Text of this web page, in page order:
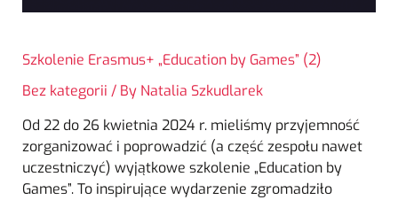
Szkolenie Erasmus+ „Education by Games” (2)
Bez kategorii / By Natalia Szkudlarek
Od 22 do 26 kwietnia 2024 r. mieliśmy przyjemność
zorganizować i poprowadzić (a część zespołu nawet
uczestniczyć) wyjątkowe szkolenie „Education by
Games”. To inspirujące wydarzenie zgromadziło